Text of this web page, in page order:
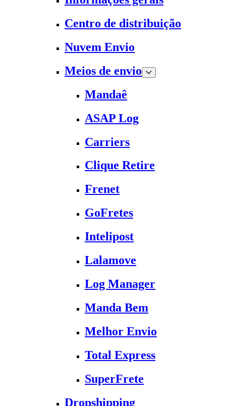
Centro de distribuição
Nuvem Envio
Meios de envio
Mandaê
ASAP Log
Carriers
Clique Retire
Frenet
GoFretes
Intelipost
Lalamove
Log Manager
Manda Bem
Melhor Envio
Total Express
SuperFrete
Dropshipping